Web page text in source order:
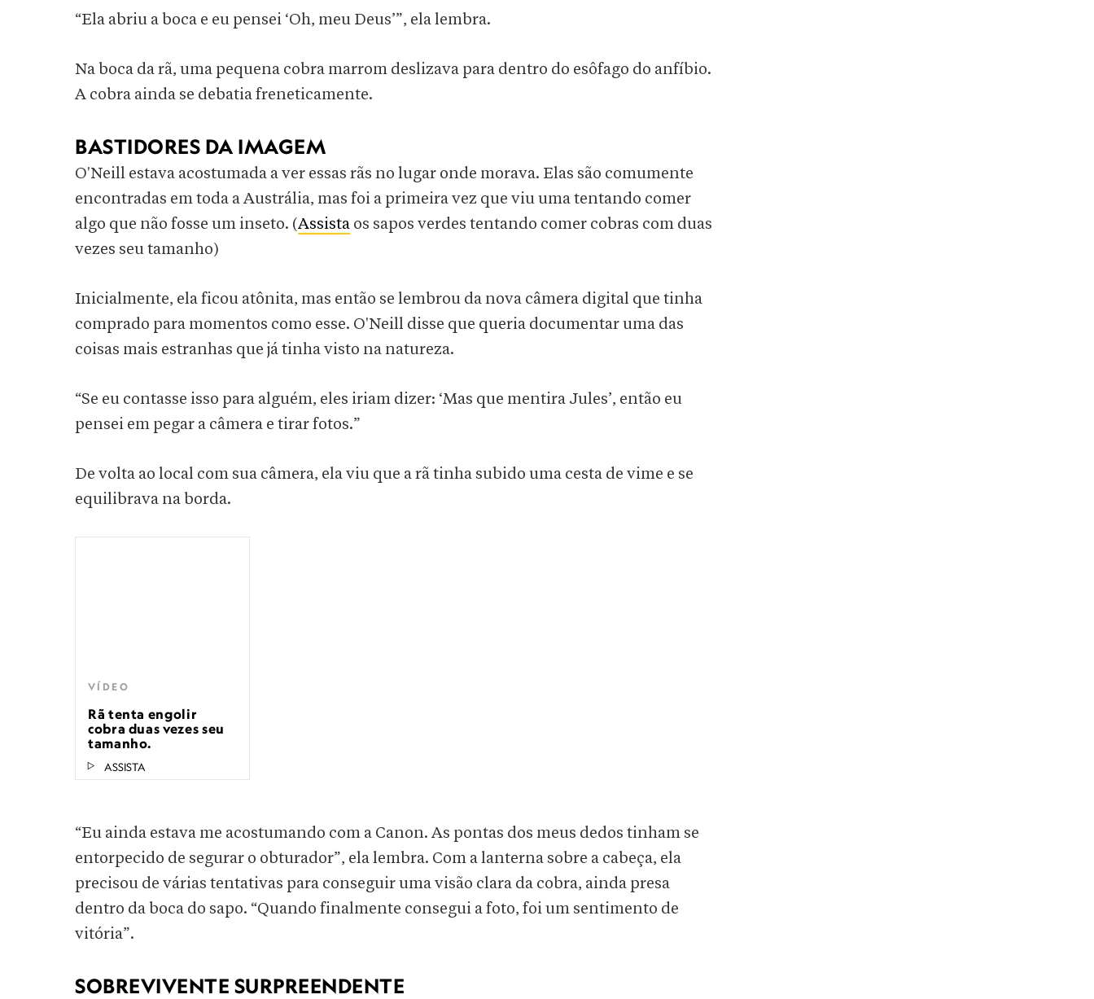
“Ela abriu a boca e eu pensei ‘Oh, meu Deus’”, ela lembra.
Na boca da rã, uma pequena cobra marrom deslizava para dentro do esôfago do anfíbio.
A cobra ainda se debatia freneticamente.
BASTIDORES DA IMAGEM
O'Neill estava acostumada a ver essas rãs no lugar onde morava. Elas são comumente
encontradas em toda a Austrália, mas foi a primeira vez que viu uma tentando comer
algo que não fosse um inseto. (Assista os sapos verdes tentando comer cobras com duas
vezes seu tamanho)
Inicialmente, ela ficou atônita, mas então se lembrou da nova câmera digital que tinha
comprado para momentos como esse. O'Neill disse que queria documentar uma das
coisas mais estranhas que já tinha visto na natureza.
“Se eu contasse isso para alguém, eles iriam dizer: ‘Mas que mentira Jules’, então eu
pensei em pegar a câmera e tirar fotos.”
De volta ao local com sua câmera, ela viu que a rã tinha subido uma cesta de vime e se
equilibrava na borda.
VÍDEO
Rã tenta engolir
cobra duas vezes seu
tamanho.
ASSISTA
“Eu ainda estava me acostumando com a Canon. As pontas dos meus dedos tinham se
entorpecido de segurar o obturador”, ela lembra. Com a lanterna sobre a cabeça, ela
precisou de várias tentativas para conseguir uma visão clara da cobra, ainda presa
dentro da boca do sapo. “Quando finalmente consegui a foto, foi um sentimento de
vitória”.
SOBREVIVENTE SURPREENDENTE